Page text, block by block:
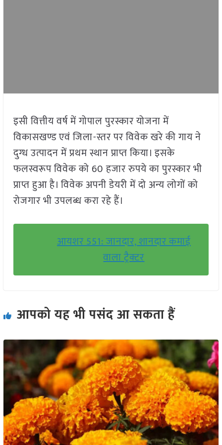
इसी वित्तीय वर्ष में गोपाल पुरस्कार योजना में
विकासखण्ड एवं जिला-स्तर पर विवेक खरे की गाय ने
दुग्ध उत्पादन में प्रथम स्थान प्राप्त किया। इसके
फलस्वरूप विवेक को 60 हजार रुपये का पुरस्कार भी
प्राप्त हुआ है। विवेक अपनी डेयरी में दो अन्य लोगों को
रोजगार भी उपलब्ध करा रहे हैं।
आयशर 551: जानदार, शानदार कमाई
वाला ट्रैक्टर
आपको यह भी पसंद आ सकता हैं